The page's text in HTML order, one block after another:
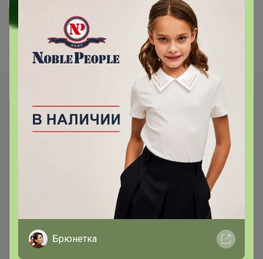
Показаны записи1-7из7.
Брюнетка